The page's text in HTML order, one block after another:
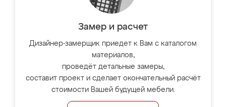
Замер и расчет
Дизайнер-замерщик приедет к Вам с каталогом
материалов,
проведёт детальные замеры,
составит проект и сделает окончательный расчёт
стоимости Вашей будущей мебели.